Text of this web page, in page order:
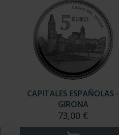
CAPITALES ESPAÑOLAS -
GIRONA
73,00 €